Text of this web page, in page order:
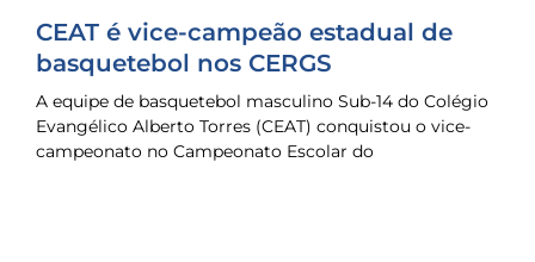
CEAT é vice-campeão estadual de
basquetebol nos CERGS
A equipe de basquetebol masculino Sub-14 do Colégio
Evangélico Alberto Torres (CEAT) conquistou o vice-
campeonato no Campeonato Escolar do